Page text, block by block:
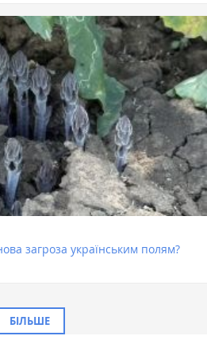
загроза українським полям?
БІЛЬШЕ